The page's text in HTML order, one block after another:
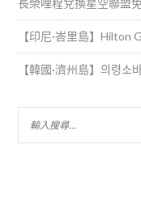
長榮哩程兌換星空聯盟
【印尼·峇里島】
【韓國·濟州島】의령